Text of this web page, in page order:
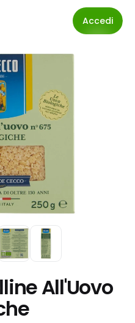
Accedi
All'Uovo